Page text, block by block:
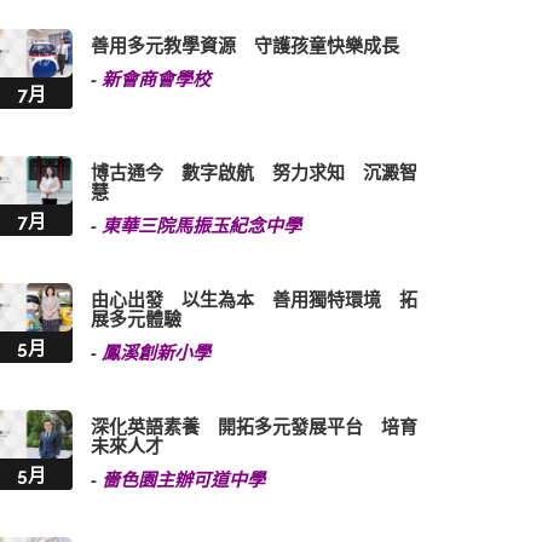
7月
善用多元教學資源 守護孩童快樂成長
-新會商會學校
7月
博古通今 數字啟航 努力求知 沉澱智
慧
- 東華三院馬振玉紀念中學
5月
由心出發 以生為本 善用獨特環境 拓
展多元體驗
- 鳳溪創新小學
5月
深化英語素養 開拓多元發展平台 培育
未來人才
- 嗇色園主辦可道中學